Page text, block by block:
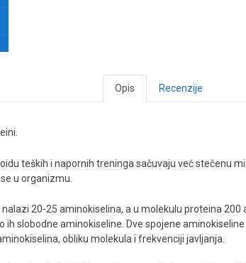
Opis Recenzije
teških i napornih treninga sačuvaju već stečenu
u organizmu.
20-25 aminokiselina, a u molekulu proteina
slobodne aminokiseline. Dve spojene
obliku molekula i frekvenciji javljanja.